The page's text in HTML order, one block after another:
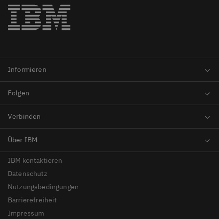
IBM kontaktieren
Datenschutz
Nutzungsbedingungen
Barrierefreiheit
Impressum